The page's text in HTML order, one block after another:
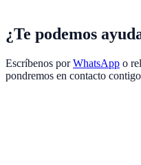
¿Te podemos
Escríbenos por WhatsApp o
pondremos en contacto